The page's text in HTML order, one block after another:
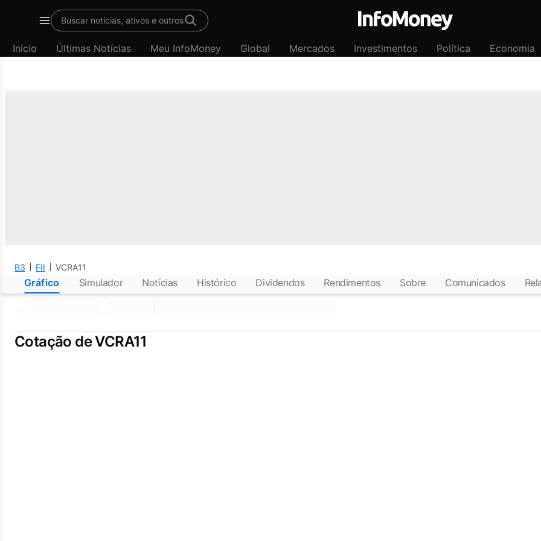
Menu
Buscar notícias, ativos e outros
Início Últimas Notícias Meu InfoMoney Global Mercados Investimentos Política Economia
B3 FII VCRA11
Gráfico Simulador Notícias Histórico Dividendos Rendimentos Sobre Comunicados
Cotação de VCRA11